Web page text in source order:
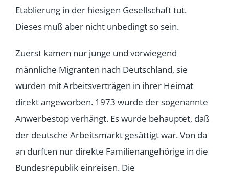
Etablierung in der hiesigen Gesellschaft tut.
Dieses muß aber nicht unbedingt so sein.
Zuerst kamen nur junge und vorwiegend
männliche Migranten nach Deutschland, sie
wurden mit Arbeitsverträgen in ihrer Heimat
direkt angeworben. 1973 wurde der sogenannte
Anwerbestop verhängt. Es wurde behauptet, daß
der deutsche Arbeitsmarkt gesättigt war. Von da
an durften nur direkte Familienangehörige in die
Bundesrepublik einreisen. Die